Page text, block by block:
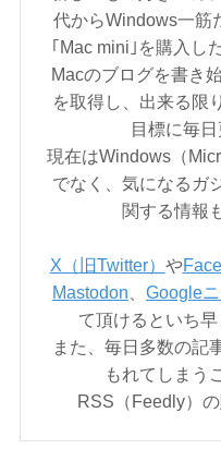
代からWindows一筋
｢Mac mini｣を購入し
Macのブログを書き
を取得し、出来る限
目標に毎日
現在はWindows（
でなく、気になるガ
関する情報
X（旧Twitter） や
Mastodon
Google
て頂けるといち早
また、毎日多数の記
もれてしまう
RSS（Feedly）